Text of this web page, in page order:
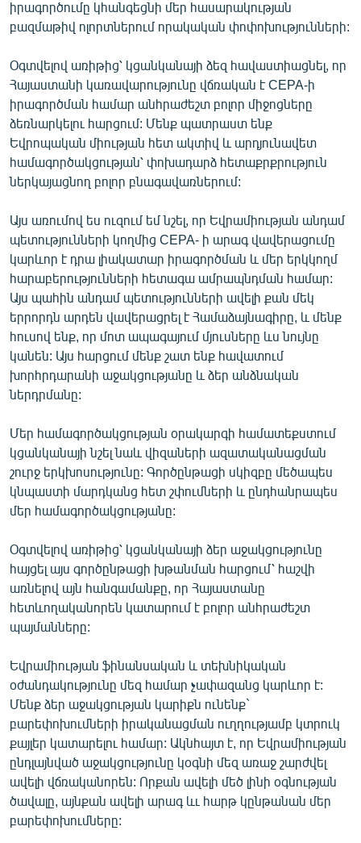
իրագործումը կհանգեցնի մեր հասարակության
բազմաթիվ ոլորտներում որակական փոփոխությունների:
Օգտվելով առիթից՝ կցանկանայի ձեզ հավաստիացնել, որ
Հայաստանի կառավարությունը վճռական է CEPA-ի
իրագործման համար անհրաժեշտ բոլոր միջոցները
ձեռնարկելու հարցում: Մենք պատրաստ ենք
Եվրոպական միության հետ ակտիվ և արդյունավետ
համագործակցության՝ փոխադարձ հետաքրքրություն
ներկայացնող բոլոր բնագավառներում:
Այս առումով ես ուզում եմ նշել, որ Եվրամիության անդամ
պետությունների կողմից CEPA- ի արագ վավերացումը
կարևոր է դրա լիակատար իրագործման և մեր երկկողմ
հարաբերությունների հետագա ամրապնդման համար:
Այս պահին անդամ պետությունների ավելի քան մեկ
երրորդն արդեն վավերացրել է Համաձայնագիրը, և մենք
հուսով ենք, որ մոտ ապագայում մյուսները ևս նույնը
կանեն: Այս հարցում մենք շատ ենք հավատում
խորհրդարանի աջակցությանը և ձեր անձնական
ներդրմանը:
Մեր համագործակցության օրակարգի համատեքստում
կցանկանայի նշել նաև վիզաների ազատականացման
շուրջ երկխոսությունը: Գործընթացի սկիզբը մեծապես
կնպաստի մարդկանց հետ շփումների և ընդհանրապես
մեր համագործակցությանը:
Օգտվելով առիթից՝ կցանկանայի ձեր աջակցությունը
հայցել այս գործընթացի խթանման հարցում՝ հաշվի
առնելով այն հանգամանքը, որ Հայաստանը
հետևողականորեն կատարում է բոլոր անհրաժեշտ
պայմանները:
Եվրամիության ֆինանսական և տեխնիկական
օժանդակությունը մեզ համար չափազանց կարևոր է:
Մենք ձեր աջակցության կարիքն ունենք`
բարեփոխումների իրականացման ուղղությամբ կտրուկ
քայլեր կատարելու համար: Ակնհայտ է, որ Եվրամիության
ընդլայնված աջակցությունը կօգնի մեզ առաջ շարժվել
ավելի վճռականորեն: Որքան ավելի մեծ լինի օգնության
ծավալը, այնքան ավելի արագ ևւ հարթ կընթանան մեր
բարեփոխումները: